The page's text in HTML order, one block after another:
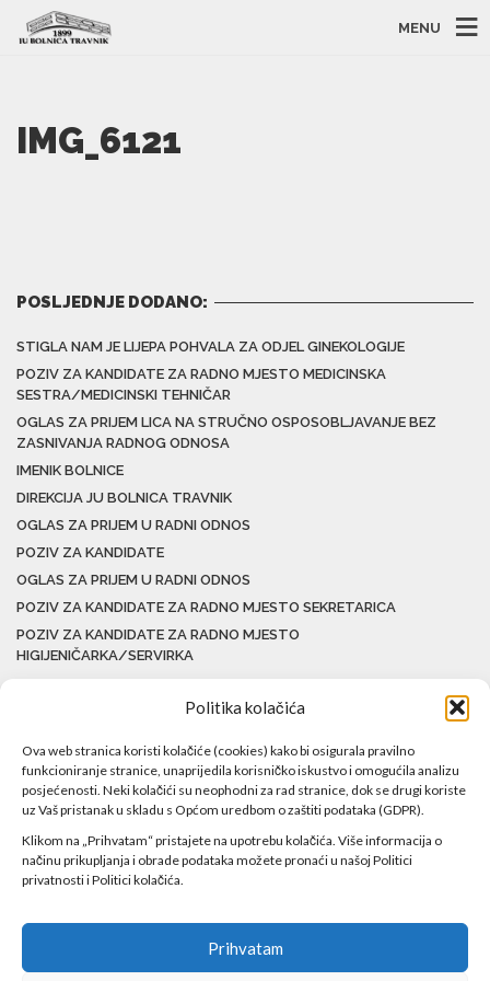
Politika kolačića
Ova web stranica koristi kolačiće (cookies) kako bi osigurala pravilno
funkcioniranje stranice, unaprijedila korisničko iskustvo i omogućila analizu
posjećenosti. Neki kolačići su neophodni za rad stranice, dok se drugi koriste
uz Vaš pristanak u skladu s Općom uredbom o zaštiti podataka (GDPR).
Klikom na „Prihvatam“ pristajete na upotrebu kolačića. Više informacija o
načinu prikupljanja i obrade podataka možete pronaći u našoj Politici
privatnosti i Politici kolačića.
Prihvatam
MENU
IMG_6121
POSLJEDNJE DODANO:
STIGLA NAM JE LIJEPA POHVALA ZA ODJEL GINEKOLOGIJE
POZIV ZA KANDIDATE ZA RADNO MJESTO MEDICINSKA
SESTRA/MEDICINSKI TEHNIČAR
OGLAS ZA PRIJEM LICA NA STRUČNO OSPOSOBLJAVANJE BEZ
ZASNIVANJA RADNOG ODNOSA
IMENIK BOLNICE
DIREKCIJA JU BOLNICA TRAVNIK
OGLAS ZA PRIJEM U RADNI ODNOS
POZIV ZA KANDIDATE
OGLAS ZA PRIJEM U RADNI ODNOS
POZIV ZA KANDIDATE ZA RADNO MJESTO SEKRETARICA
POZIV ZA KANDIDATE ZA RADNO MJESTO
HIGIJENIČARKA/SERVIRKA